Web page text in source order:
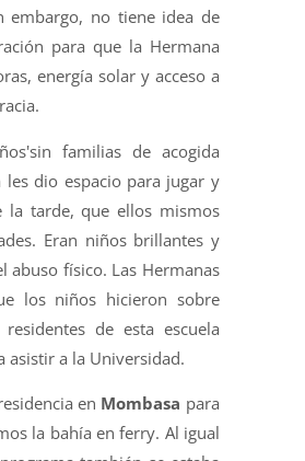
embargo, no tiene idea de
para que la Hermana
energía solar y acceso a
familias de acogida
les dio espacio para jugar y
tarde, que ellos mismos
Eran niños brillantes y
abuso físico. Las Hermanas
los niños hicieron sobre
de esta escuela
asistir a la Universidad.
en Mombasa para
la bahía en ferry. Al igual